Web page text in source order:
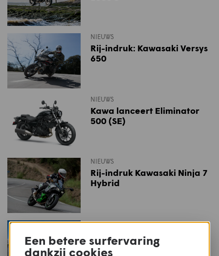
NIEUWS
Rij-indruk: Kawasaki Versys
650
NIEUWS
Kawa lanceert Eliminator
500 (SE)
NIEUWS
Rij-indruk Kawasaki Ninja 7
Hybrid
NIEUWS
Eerste rij-indruk: Kawasaki
Meguro S1
Een betere surfervaring
dankzij cookies